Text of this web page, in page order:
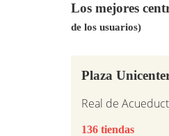
Los mejores
de los usuarios)
Plaza
Real de
136 tiendas